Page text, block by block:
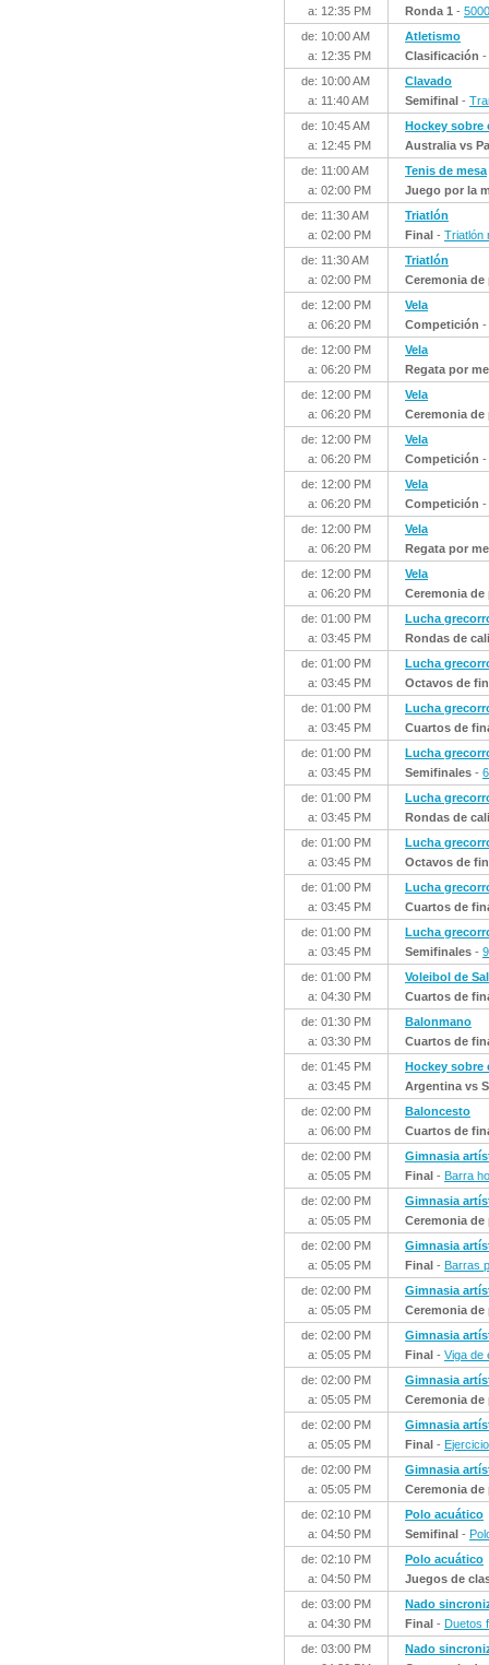
a: 12:35 PM
Ronda 1 -
de: 10:00 AM
a: 12:35 PM
Atletismo
Clasificación -
de: 10:00 AM
a: 11:40 AM
Clavado
Semifinal -
de: 10:45 AM
a: 12:45 PM
Hockey sobre
Australia vs
de: 11:00 AM
a: 02:00 PM
Tenis de mesa
Juego por la
de: 11:30 AM
a: 02:00 PM
Triatlón
Final - Triatlón
de: 11:30 AM
a: 02:00 PM
Triatlón
Ceremonia de
de: 12:00 PM
a: 06:20 PM
Vela
Competición -
de: 12:00 PM
a: 06:20 PM
Vela
Regata por
de: 12:00 PM
a: 06:20 PM
Vela
Ceremonia de
de: 12:00 PM
a: 06:20 PM
Vela
Competición -
de: 12:00 PM
a: 06:20 PM
Vela
Competición -
de: 12:00 PM
a: 06:20 PM
Vela
Regata por
de: 12:00 PM
a: 06:20 PM
Vela
Ceremonia de
de: 01:00 PM
a: 03:45 PM
Lucha
Rondas de
de: 01:00 PM
a: 03:45 PM
Lucha
Octavos de
de: 01:00 PM
a: 03:45 PM
Lucha
Cuartos de
de: 01:00 PM
a: 03:45 PM
Lucha
Semifinales -
de: 01:00 PM
a: 03:45 PM
Lucha
Rondas de
de: 01:00 PM
a: 03:45 PM
Lucha
Octavos de
de: 01:00 PM
a: 03:45 PM
Lucha
Cuartos de
de: 01:00 PM
a: 03:45 PM
Lucha
Semifinales -
de: 01:00 PM
a: 04:30 PM
Voleibol de
Cuartos de
de: 01:30 PM
a: 03:30 PM
Balonmano
Cuartos de
de: 01:45 PM
a: 03:45 PM
Hockey sobre
Argentina vs
de: 02:00 PM
a: 06:00 PM
Baloncesto
Cuartos de
de: 02:00 PM
a: 05:05 PM
Gimnasia
Final - Barra
de: 02:00 PM
a: 05:05 PM
Gimnasia
Ceremonia de
de: 02:00 PM
a: 05:05 PM
Gimnasia
Final - Barras
de: 02:00 PM
a: 05:05 PM
Gimnasia
Ceremonia de
de: 02:00 PM
a: 05:05 PM
Gimnasia
Final - Viga de
de: 02:00 PM
a: 05:05 PM
Gimnasia
Ceremonia de
de: 02:00 PM
a: 05:05 PM
Gimnasia
Final -
de: 02:00 PM
a: 05:05 PM
Gimnasia
Ceremonia de
de: 02:10 PM
a: 04:50 PM
Polo acuático
Semifinal -
de: 02:10 PM
a: 04:50 PM
Polo acuático
Juegos de
de: 03:00 PM
a: 04:30 PM
Nado
Final - Duetos
de: 03:00 PM
Nado